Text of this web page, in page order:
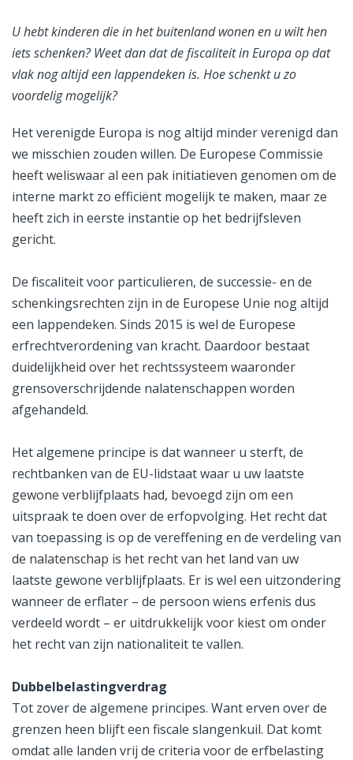
U hebt kinderen die in het buitenland wonen en u wilt hen
iets schenken? Weet dan dat de fiscaliteit in Europa op dat
vlak nog altijd een lappendeken is. Hoe schenkt u zo
voordelig mogelijk?
Het verenigde Europa is nog altijd minder verenigd dan
we misschien zouden willen. De Europese Commissie
heeft weliswaar al een pak initiatieven genomen om de
interne markt zo efficiënt mogelijk te maken, maar ze
heeft zich in eerste instantie op het bedrijfsleven
gericht.
De fiscaliteit voor particulieren, de successie- en de
schenkingsrechten zijn in de Europese Unie nog altijd
een lappendeken. Sinds 2015 is wel de Europese
erfrechtverordening van kracht. Daardoor bestaat
duidelijkheid over het rechtssysteem waaronder
grensoverschrijdende nalatenschappen worden
afgehandeld.
Het algemene principe is dat wanneer u sterft, de
rechtbanken van de EU-lidstaat waar u uw laatste
gewone verblijfplaats had, bevoegd zijn om een
uitspraak te doen over de erfopvolging. Het recht dat
van toepassing is op de vereffening en de verdeling van
de nalatenschap is het recht van het land van uw
laatste gewone verblijfplaats. Er is wel een uitzondering
wanneer de erflater – de persoon wiens erfenis dus
verdeeld wordt – er uitdrukkelijk voor kiest om onder
het recht van zijn nationaliteit te vallen.
Dubbelbelastingverdrag
Tot zover de algemene principes. Want erven over de
grenzen heen blijft een fiscale slangenkuil. Dat komt
omdat alle landen vrij de criteria voor de erfbelasting